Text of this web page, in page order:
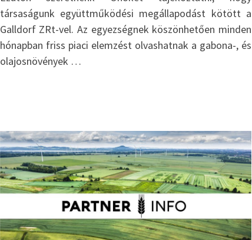
társaságunk együttműködési megállapodást kötött a
Galldorf ZRt-vel. Az egyezségnek köszönhetően minden
hónapban friss piaci elemzést olvashatnak a gabona-, és
olajosnövények …